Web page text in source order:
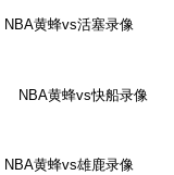
NBA黄蜂vs活塞录像
NBA黄蜂vs快船录像
NBA黄蜂vs雄鹿录像